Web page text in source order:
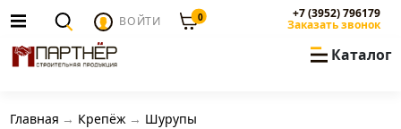
ВОЙТИ 0 +7 (3952) 796179
Заказать звонок
Каталог
Главная Крепёж
Шурупы